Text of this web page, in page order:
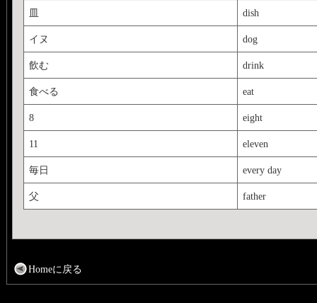
皿 dish
イヌ dog
飲む drink
食べる eat
8 eight
11 eleven
毎日 every day
父 father
Homeに戻る